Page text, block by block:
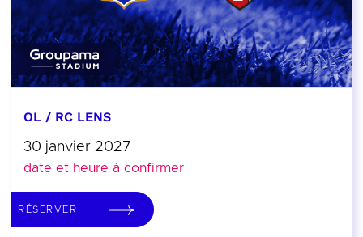
OL / RC LENS
30 janvier 2027
date et heure à confirmer
RÉSERVER